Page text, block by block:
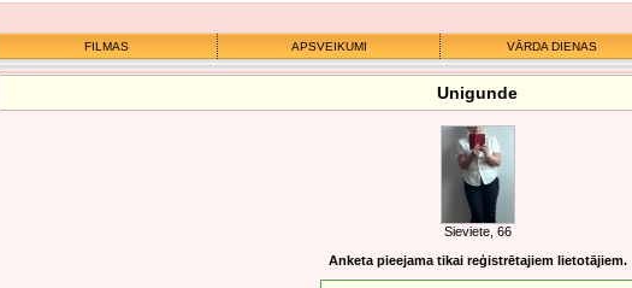
FILMAS APSVEIKUMI VĀRDA DIENAS
Unigunde
Sieviete, 66
Anketa pieejama tikai reģistrētajiem lietotājiem.